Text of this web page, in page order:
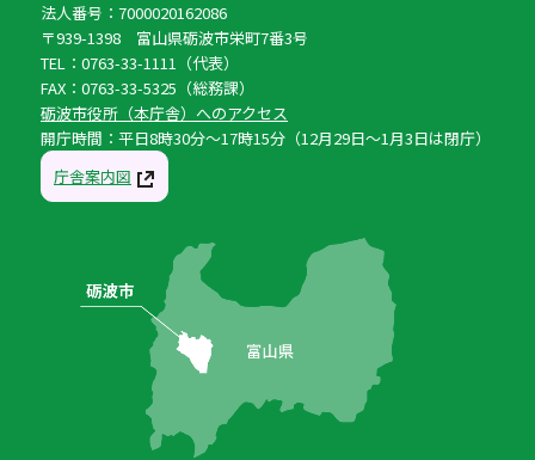
法人番号：7000020162086
〒939-1398 富山県砺波市栄町7番3号
TEL：0763-33-1111（代表）
FAX：0763-33-5325（総務課）
砺波市役所（本庁舎）へのアクセス
開庁時間：平日8時30分〜17時15分（12月29日〜1月3日は閉庁）
庁舎案内図